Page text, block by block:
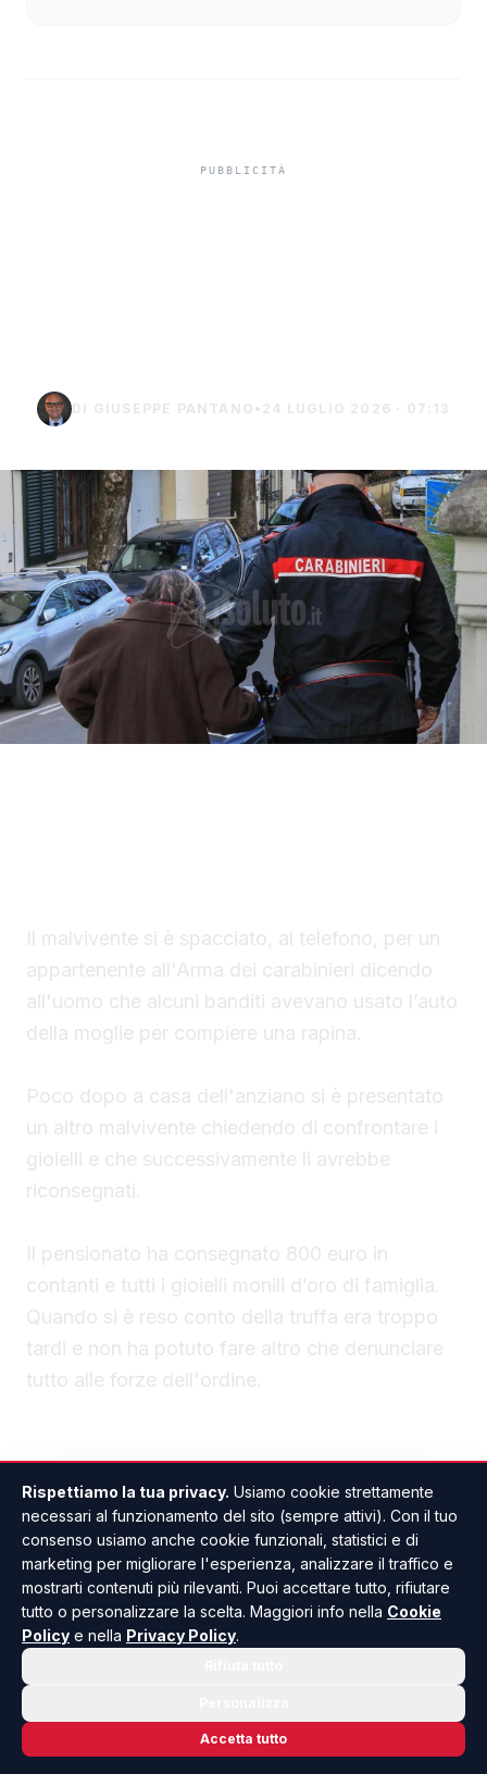
DI GIUSEPPE PANTANO • 24 LUGLIO 2026 · 07:13
Il malvivente si è spacciato, al telefono, per un
appartenente all'Arma dei carabinieri dicendo
all'uomo che alcuni banditi avevano usato l’auto
della moglie per compiere una rapina.
Poco dopo a casa dell'anziano si è presentato
un altro malvivente chiedendo di confrontare i
gioielli e che successivamente li avrebbe
riconsegnati.
Il pensionato ha consegnato 800 euro in
contanti e tutti i gioielli monili d’oro di famiglia.
Quando si è reso conto della truffa era troppo
tardi e non ha potuto fare altro che denunciare
tutto alle forze dell'ordine.
ANCHE IN PALMA DI MONTECHIARO
Rispettiamo la tua privacy. Usiamo cookie strettamente
necessari al funzionamento del sito (sempre attivi). Con il tuo
consenso usiamo anche cookie funzionali, statistici e di
marketing per migliorare l'esperienza, analizzare il traffico e
mostrarti contenuti più rilevanti. Puoi accettare tutto, rifiutare
tutto o personalizzare la scelta. Maggiori info nella Cookie
Policy e nella Privacy Policy.
Accetta tutto